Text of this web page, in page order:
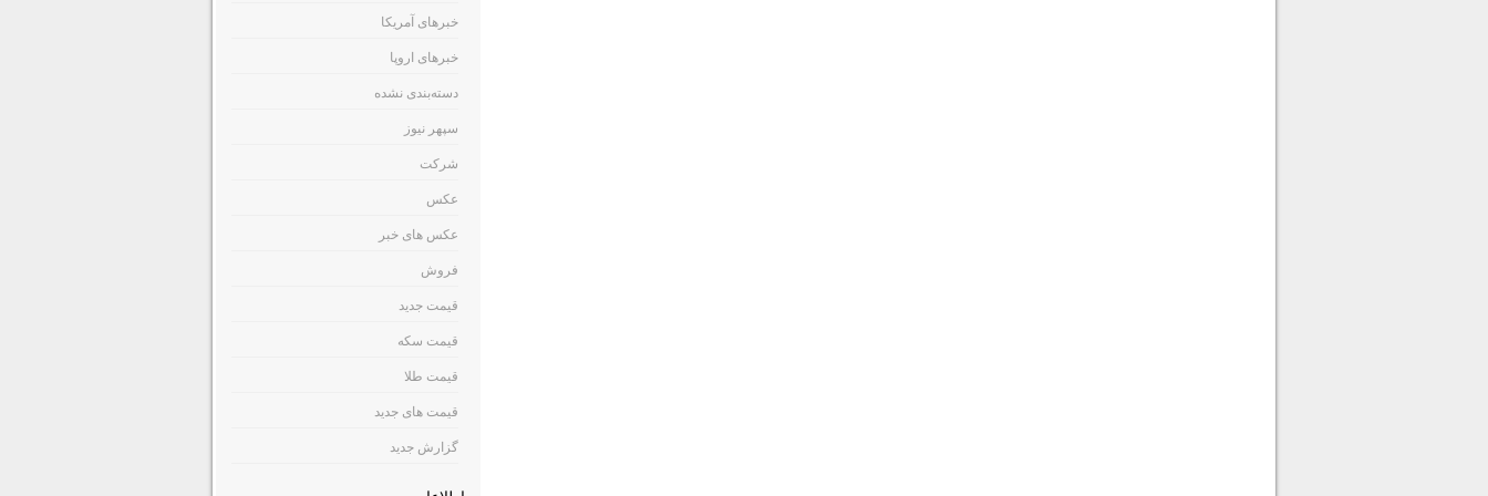
خبرهای آمریکا
خبرهای اروپا
دسته‌بندی نشده
سپهر نیوز
شرکت
عکس
عکس های خبر
فروش
قیمت جدید
قیمت سکه
قیمت طلا
قیمت های جدید
گزارش جدید